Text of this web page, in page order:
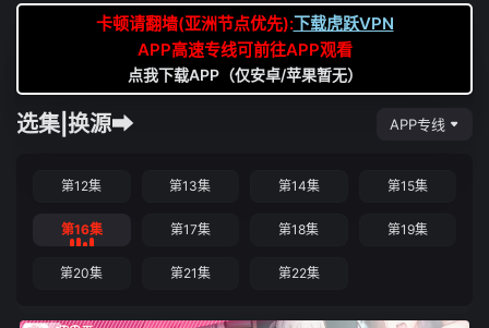
卡顿请翻墙(亚洲节点优先):下载虎跃VPN
APP高速专线可前往APP观看
点我下载APP（仅安卓/苹果暂无）
选集|换源➡ APP专线
第12集 第13集 第14集 第15集
第16集 第17集 第18集 第19集
第20集 第21集 第22集